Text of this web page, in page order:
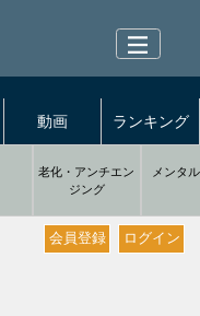
動画 ランキング
老化・アンチエン
ジング
メンタ
ログイン
会員登録